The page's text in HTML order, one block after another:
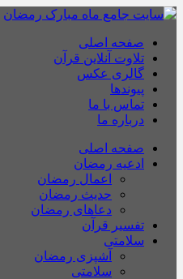
صفحه اصلی
تلاوت آنلاین قرآن
گالری عکس
پیوندها
تماس با ما
درباره ما
صفحه اصلی
ادعیه رمضان
اعمال رمضان
حدیث رمضان
دعاهای رمضان
تفسیر قرآن
سلامتی
آشپزی رمضان
سلامتی